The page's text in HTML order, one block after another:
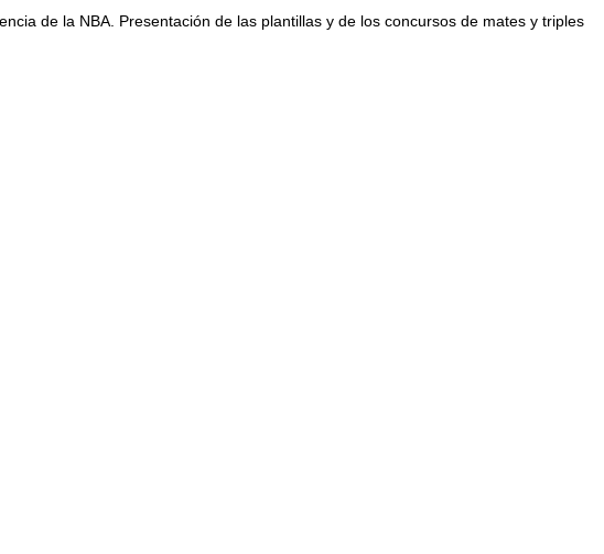
de la NBA. Presentación de las plantillas y de los concursos de mates y triples